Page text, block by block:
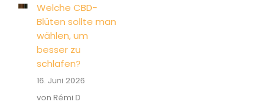
Welche CBD-
Blüten sollte man
wählen, um
besser zu
schlafen?
16. Juni 2026
von Rémi D